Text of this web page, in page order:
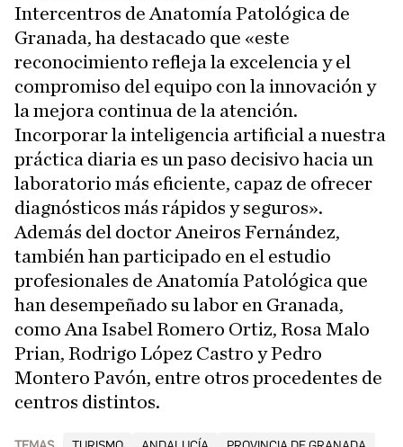
Intercentros de Anatomía Patológica de
Granada, ha destacado que «este
reconocimiento refleja la excelencia y el
compromiso del equipo con la innovación y
la mejora continua de la atención.
Incorporar la inteligencia artificial a nuestra
práctica diaria es un paso decisivo hacia un
laboratorio más eficiente, capaz de ofrecer
diagnósticos más rápidos y seguros».
Además del doctor Aneiros Fernández,
también han participado en el estudio
profesionales de Anatomía Patológica que
han desempeñado su labor en Granada,
como Ana Isabel Romero Ortiz, Rosa Malo
Prian, Rodrigo López Castro y Pedro
Montero Pavón, entre otros procedentes de
centros distintos.